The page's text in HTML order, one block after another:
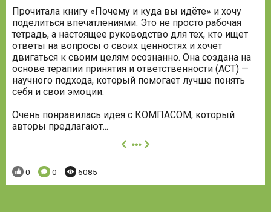
Прочитала книгу «Почему и куда вы идёте» и хочу
поделиться впечатлениями. Это не просто рабочая
тетрадь, а настоящее руководство для тех, кто ищет
ответы на вопросы о своих ценностях и хочет
двигаться к своим целям осознанно. Она создана на
основе терапии принятия и ответственности (ACT) —
научного подхода, который помогает лучше понять
себя и свои эмоции.
Очень понравилась идея с КОМПАСОМ, который
авторы предлагают...
далее
Понравилось:
0 Комментариев:
0 Просмотров:
6085